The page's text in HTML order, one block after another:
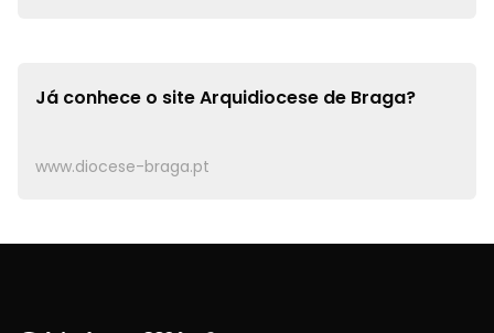
Já conhece o siteArquidiocese de Braga?
www.diocese-braga.pt